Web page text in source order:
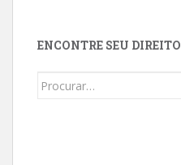
ENCONTRE SEU DIREITO
Buscar: